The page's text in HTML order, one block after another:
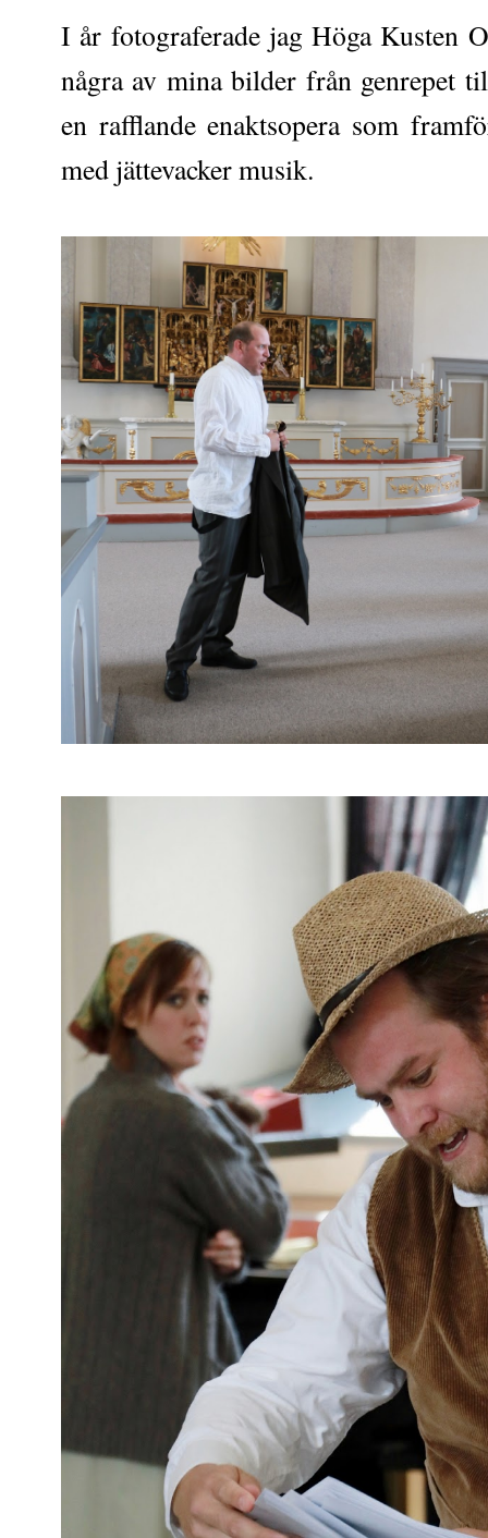
I år fotograferade jag Höga Kusten
några av mina bilder från genrepet
en rafflande enaktsopera som
med jättevacker musik.